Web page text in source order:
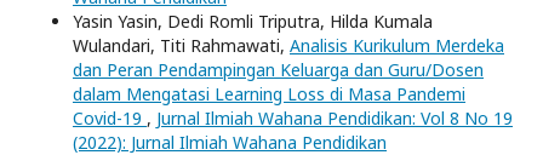
Yasin Yasin, Dedi Romli Triputra, Hilda Kumala
Wulandari, Titi Rahmawati, Analisis Kurikulum Merdeka
dan Peran Pendampingan Keluarga dan Guru/Dosen
dalam Mengatasi Learning Loss di Masa Pandemi
Covid-19 , Jurnal Ilmiah Wahana Pendidikan: Vol 8 No 19
(2022): Jurnal Ilmiah Wahana Pendidikan